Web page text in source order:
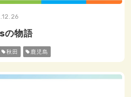
の物語
秋田 鹿児島